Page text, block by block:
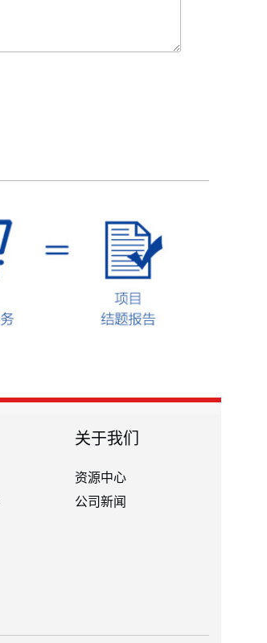
关于我们
资源中心
公司新闻